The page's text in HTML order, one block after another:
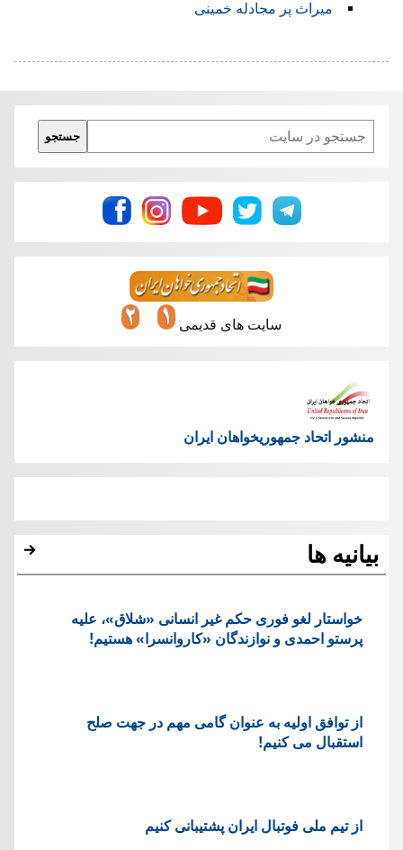
میراث پر مجادله خمینی
Search
جستجو
سایت های قدیمی
منشور اتحاد جمهوریخواهان ایران
بیانیه ها
خواستار لغو فوری حکم غیر انسانی «شلاق»، علیه
پرستو احمدی و نوازندگان «کاروانسرا» هستیم!
از توافق اولیه به عنوان گامی مهم در جهت صلح
استقبال می کنیم!
از تیم ملی فوتبال ایران پشتیبانی کنیم